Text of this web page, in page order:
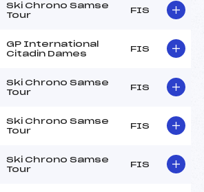
Ski Chrono Samse
Tour
FIS
GP International
Citadin Dames
FIS
Ski Chrono Samse
Tour
FIS
Ski Chrono Samse
Tour
FIS
Ski Chrono Samse
Tour
FIS